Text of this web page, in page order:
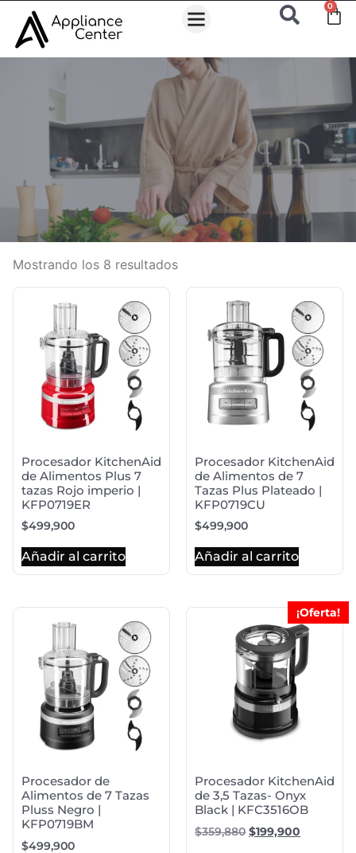
0
Mostrando los 8 resultados
Procesador KitchenAid
de Alimentos Plus 7
tazas Rojo imperio |
KFP0719ER
$499,900
Añadir al carrito
Procesador KitchenAid
de Alimentos de 7
Tazas Plus Plateado |
KFP0719CU
$499,900
Añadir al carrito
Procesador de
Alimentos de 7 Tazas
Pluss Negro |
KFP0719BM
$499,900
¡Oferta!
Procesador KitchenAid
de 3,5 Tazas- Onyx
Black | KFC3516OB
$359,880 $199,900